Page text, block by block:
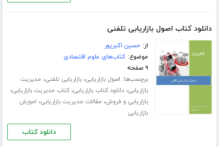
دانلود کتاب اصول بازاریابی تلفنی
از:حسین اکبرپور
موضوع:کتاب‌های علوم اقتصادی
۹ صفحه
برچسب‌ها: اصول بازاریابی،بازاریابی تلفنی، مدیریت
بازاریابی،دانلود کتاب بازاریابی،کتاب مدیریت بازاریابی،
بازاریابی و فروش، مقالات مدیریت بازاریابی، اموزش
بازاریابی
دانلود کتاب